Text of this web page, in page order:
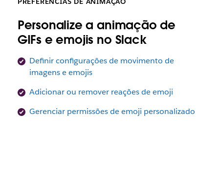
Personalize a animação de
GIFs e emojis no Slack
Definir configurações de movimento de
imagens e emojis
Adicionar ou remover reações de emoji
Gerenciar permissões de emoji personalizado